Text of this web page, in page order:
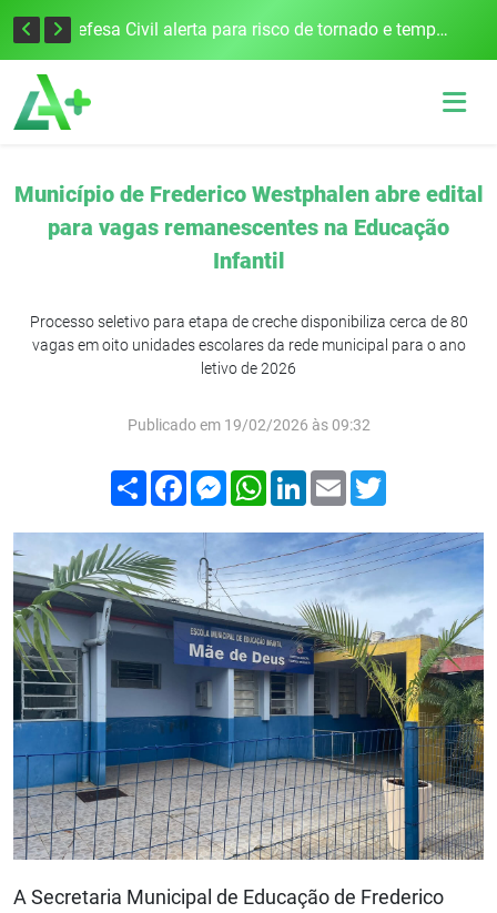
Justiça Eleitoral intensifica preparativos e faz alertas para as Eleições 2026 na 94ª Zona Eleitoral Defesa Civil alerta para risco de tornado e tempestades severas no RS entre esta quinta e sexta-feira
Município de Frederico Westphalen abre edital
para vagas remanescentes na Educação
Infantil
Processo seletivo para etapa de creche disponibiliza cerca de 80
vagas em oito unidades escolares da rede municipal para o ano
letivo de 2026
Publicado em 19/02/2026 às 09:32
Compartilhar
FacebookMessenger
WhatsApp
LinkedIn
Email
A Secretaria Municipal de Educação de Frederico